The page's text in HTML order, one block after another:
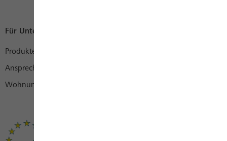
Für Unternehmen
Produkte
Ansprechpartner
Wohnungswirtschaft